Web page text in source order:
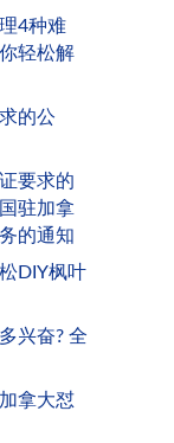
4种难
轻松解
的公
要求的
驻加拿
的通知
DIY枫叶
兴奋? 全
拿大怼